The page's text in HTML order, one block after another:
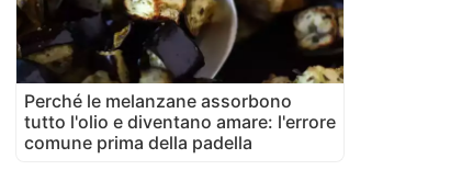
Perché le melanzane assorbono
tutto l'olio e diventano amare: l'errore
comune prima della padella